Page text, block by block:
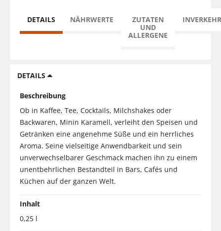
DETAILS NÄHRWERTE
ZUTATEN
UND
ALLERGENE
DETAILS
Beschreibung
Ob in Kaffee, Tee, Cocktails, Milchshakes oder
Backwaren, Minin Karamell, verleiht den Speisen und
Getränken eine angenehme Süße und ein herrliches
Aroma. Seine vielseitige Anwendbarkeit und sein
unverwechselbarer Geschmack machen ihn zu einem
unentbehrlichen Bestandteil in Bars, Cafés und
Küchen auf der ganzen Welt.
Inhalt
0,25 l